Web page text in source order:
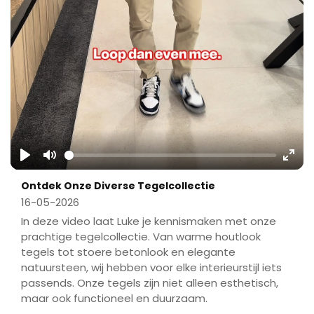
Play Mute
Ontdek Onze Diverse Tegelcollectie
16-05-2026
In deze video laat Luke je kennismaken met onze
prachtige tegelcollectie. Van warme houtlook
tegels tot stoere betonlook en elegante
natuursteen, wij hebben voor elke interieurstijl iets
passends. Onze tegels zijn niet alleen esthetisch,
maar ook functioneel en duurzaam.